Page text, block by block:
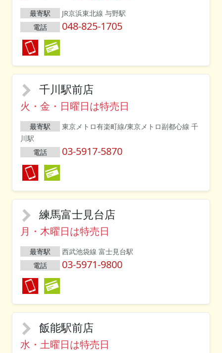
最寄駅
JR京浜東北線 与野駅
電話
048-825-1705
千川駅前店
火・金・日曜日は特売日
最寄駅
東京メトロ有楽町線/東京メトロ副都心線 千
川駅
電話
03-5917-5870
練馬富士見台店
月・木曜日は特売日
最寄駅
西武池袋線 富士見台駅
電話
03-5971-9800
飯能駅前店
水・土曜日は特売日